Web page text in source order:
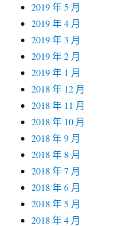
2019 年 5 月
2019 年 4 月
2019 年 3 月
2019 年 2 月
2019 年 1 月
2018 年 12 月
2018 年 11 月
2018 年 10 月
2018 年 9 月
2018 年 8 月
2018 年 7 月
2018 年 6 月
2018 年 5 月
2018 年 4 月